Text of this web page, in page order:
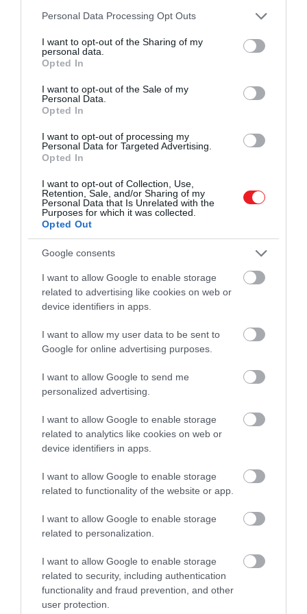
Please note that this website/app uses one or more Google
not limited to your visit or usage behaviour. You may click to
grant or deny consent to Google and its third-party tags to
use your data for below specified purposes in below Google
consent section.
Personal Data Processing Opt Outs
I want to opt-out of the Sharing of my
personal data.
Opted In
I want to opt-out of the Sale of my
Personal Data.
Opted In
I want to opt-out of processing my
Personal Data for Targeted Advertising.
Opted In
I want to opt-out of Collection, Use,
Retention, Sale, and/or Sharing of my
Personal Data that Is Unrelated with the
Purposes for which it was collected.
Opted Out
Google consents
I want to allow Google to enable storage
related to advertising like cookies on web or
device identifiers in apps.
I want to allow my user data to be sent to
Google for online advertising purposes.
I want to allow Google to send me
personalized advertising.
I want to allow Google to enable storage
related to analytics like cookies on web or
device identifiers in apps.
I want to allow Google to enable storage
related to functionality of the website or app.
I want to allow Google to enable storage
related to personalization.
I want to allow Google to enable storage
related to security, including authentication
functionality and fraud prevention, and other
user protection.
Ha tovább olvasnál:
kihagyni egy nyári vakáción
Elkészítés:
eszpresszóra lesz szükségünk, gép használata
esetén a ristretto jó választás, mert
Egy tálban keverjük össze a tojásokat a cukorral,
majd kézi vagy gépi habverővel dolgozzuk sűrű,
levegős habbá.
A tejet öntsük egy lábasba, és melegítsük
forráspont közelébe. Ügyeljünk rá, hogy ne
forrjon fel. Tartsuk ezen a hőmérsékleten
körülbelül 5 percig.
Adjuk a kávét a meleg tejhez. A cukros
folyamatos keverés mellett, fokozatosan öntsük
hozzá a tejes-kávés keveréket.
Melegítsük újra a krémet, de továbbra se
forraljuk fel. Főzzük körülbelül 5 percig, közben
Vegyük le a tűzről, öntsük hozzá a hideg tejszínt,
majd alaposan keverjük el. Tegyük át a masszát
abba az edénybe vagy formába, amelyben
Helyezzük a fagyasztóba körülbelül 5 órára.
képződő jégkristályokat, majd keverjük át
alaposan, és tegyük vissza.
szobahőmérsékleten, hogy könnyebben
adagolható legyen.